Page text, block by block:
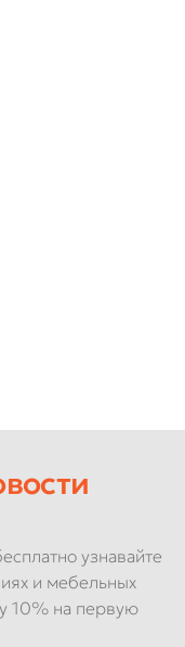
узнавайте
и мебельных
10% на первую